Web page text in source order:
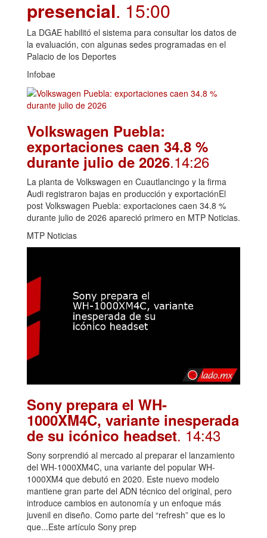
presencial. 15:00
La DGAE habilitó el sistema para consultar los datos de
la evaluación, con algunas sedes programadas en el
Palacio de los Deportes
Infobae
Volkswagen Puebla:
exportaciones caen 34.8 %
durante julio de 2026.14:26
La planta de Volkswagen en Cuautlancingo y la firma
Audi registraron bajas en producción y exportaciónEl
post Volkswagen Puebla: exportaciones caen 34.8 %
durante julio de 2026 apareció primero en MTP Noticias.
MTP Noticias
Sony prepara el WH-
1000XM4C, variante inesperada
de su icónico headset. 14:43
Sony sorprendió al mercado al preparar el lanzamiento
del WH-1000XM4C, una variante del popular WH-
1000XM4 que debutó en 2020. Este nuevo modelo
mantiene gran parte del ADN técnico del original, pero
introduce cambios en autonomía y un enfoque más
juvenil en diseño. Como parte del “refresh” que es lo
que...Este artículo Sony prep